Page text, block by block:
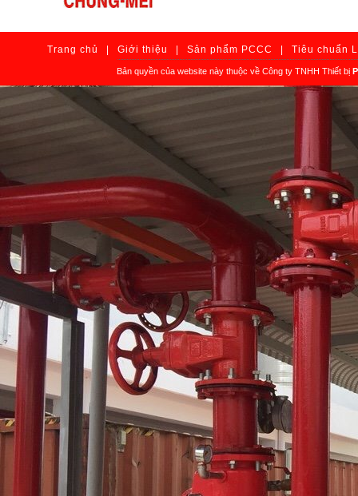
Trang chủ Giới thiệu Sản phẩm PCCC Tiêu chuẩn
Bản quyền của website này thuộc về Công ty TNHH Thiết bị